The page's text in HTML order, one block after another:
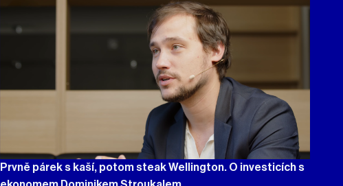
Prvně párek s kaší, potom steak Wellington. O investicích s